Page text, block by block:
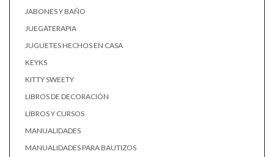
JABONES Y BAÑO
JUEGATERAPIA
JUGUETES HECHOS EN CASA
KEYKS
KITTY SWEETY
LIBROS DE DECORACIÓN
LIBROS Y CURSOS
MANUALIDADES
MANUALIDADES PARA BAUTIZOS